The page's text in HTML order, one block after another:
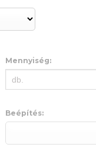
Mennyiség:
Beépítés: